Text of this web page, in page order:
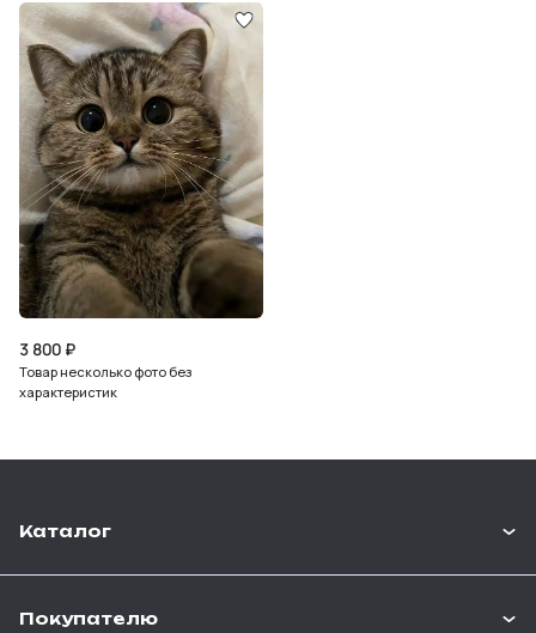
3 800 ₽
Товар несколько фото без
характеристик
Каталог
Покупателю